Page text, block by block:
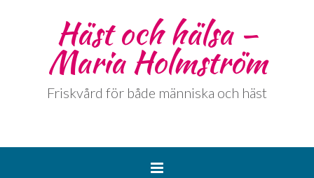
Häst och hälsa –
Maria Holmström
Friskvård för både människa och häst